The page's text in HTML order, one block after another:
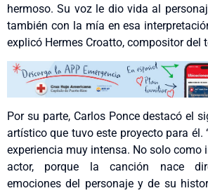
hermoso. Su voz le dio vida al
también con la mía en esa
explicó Hermes Croatto, compositor del
Por su parte, Carlos Ponce destacó el
artístico que tuvo este proyecto para él.
experiencia muy intensa. No solo como
actor, porque la canción nace
emociones del personaje y de su